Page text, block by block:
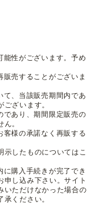
性がございます。予め
売することがございま
、当該販売期間内であ
ざいます。
であり、期間限定販売の
。
様の承諾なく再販する
示したものについてはこ
購入手続きが完了でき
申し込み下さい。サイト
いただけなかった場合の
ください。